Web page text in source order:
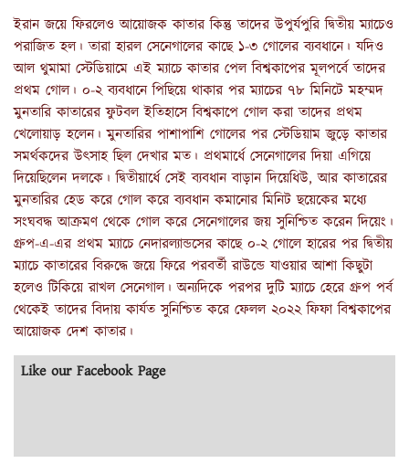
ইরান জয়ে ফিরলেও আয়োজক কাতার কিন্তু তাদের উপুর্যপুরি দ্বিতীয় ম্যাচেও
পরাজিত হল। তারা হারল সেনেগালের কাছে ১-৩ গোলের ব্যবধানে। যদিও
আল থুমামা স্টেডিয়ামে এই ম্যাচে কাতার পেল বিশ্বকাপের মূলপর্বে তাদের
প্রথম গোল। ০-২ ব্যবধানে পিছিয়ে থাকার পর ম্যাচের ৭৮ মিনিটে মহম্মদ
মুনতারি কাতারের ফুটবল ইতিহাসে বিশ্বকাপে গোল করা তাদের প্রথম
খেলোয়াড় হলেন। মুনতারির পাশাপাশি গোলের পর স্টেডিয়াম জুড়ে কাতার
সমর্থকদের উৎসাহ ছিল দেখার মত। প্রথমার্ধে সেনেগালের দিয়া এগিয়ে
দিয়েছিলেন দলকে। দ্বিতীয়ার্ধে সেই ব্যবধান বাড়ান দিয়েধিউ, আর কাতারের
মুনতারির হেড করে গোল করে ব্যবধান কমানোর মিনিট ছয়েকের মধ্যে
সংঘবদ্ধ আক্রমণ থেকে গোল করে সেনেগালের জয় সুনিশ্চিত করেন দিয়েং।
গ্রুপ-এ-এর প্রথম ম্যাচে নেদারল্যান্ডসের কাছে ০-২ গোলে হারের পর দ্বিতীয়
ম্যাচে কাতারের বিরুদ্ধে জয়ে ফিরে পরবর্তী রাউন্ডে যাওয়ার আশা কিছুটা
হলেও টিকিয়ে রাখল সেনেগাল। অন্যদিকে পরপর দুটি ম্যাচে হেরে গ্রুপ পর্ব
থেকেই তাদের বিদায় কার্যত সুনিশ্চিত করে ফেলল ২০২২ ফিফা বিশ্বকাপের
আয়োজক দেশ কাতার।
Like our Facebook Page